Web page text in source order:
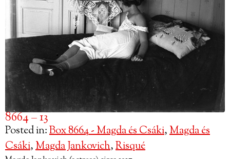
8664 – 13
Posted in:Box 8664 - Magda és Csáki,Magda és
Csáki,Magda Jankovich,Risqué